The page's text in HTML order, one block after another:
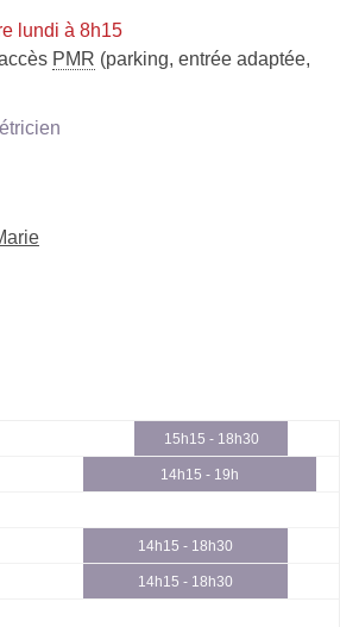
lundi à 8h15
PMR (parking, entrée adaptée,
15h15 - 18h30
14h15 - 19h
14h15 - 18h30
14h15 - 18h30